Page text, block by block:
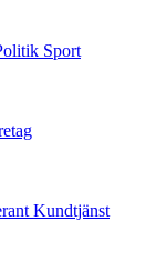
Sport
Kundtjänst